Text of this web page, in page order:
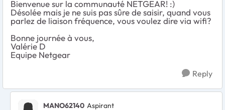
Bienvenue sur la communauté NETGEAR! :)
Désolée mais je ne suis pas sûre de saisir, quand vous
parlez de liaison fréquence, vous voulez dire via wifi?
Bonne journée à vous,
Valérie D
Equipe Netgear
Reply
MANO62140 Aspirant